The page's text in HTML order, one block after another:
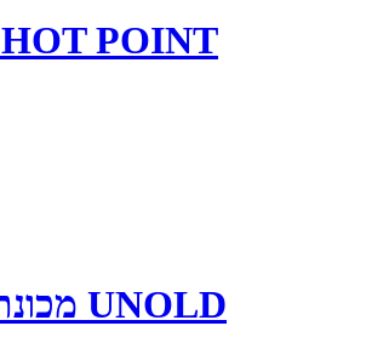
מייבש מזון HOT POINT
מכונת גלידה 1.2 UNOLD